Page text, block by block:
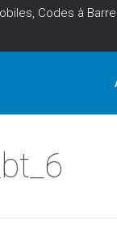
Codes à